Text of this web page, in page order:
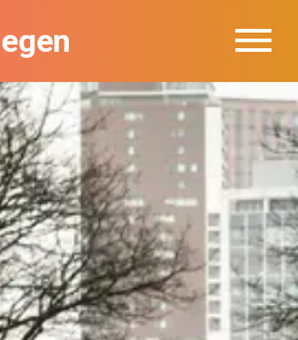
in Nijmegen